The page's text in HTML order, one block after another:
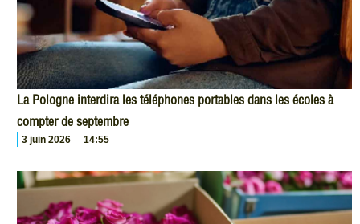
La Pologne interdira les téléphones portables dans les écoles à
compter de septembre
3 juin 2026 14:55